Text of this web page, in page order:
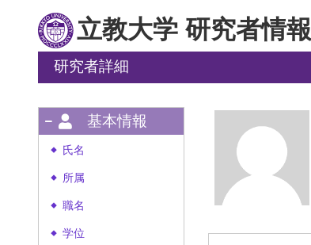
立教大学 研究者情報
研究者詳細
基本情報
◆ 氏名
◆ 所属
◆ 職名
◆ 学位